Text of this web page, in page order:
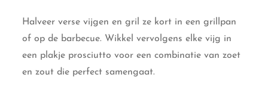
Halveer verse vijgen en gril ze kort in een grillpan
of op de barbecue. Wikkel vervolgens elke vijg in
een plakje prosciutto voor een combinatie van zoet
en zout die perfect samengaat.